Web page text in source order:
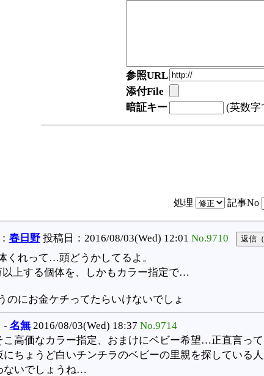
参照URL
添付File
暗証キー
(英数字
処理 記事No
春日野投稿日：2016/08/03(Wed) 12:01 No.9710
くれって…頭どうかしてるよ。
以上する個体を、しかもカラー指定で…
のにお金ケチってたらいけないでしょ
- 名無2016/08/03(Wed) 18:37 No.9714
こ高価なカラー指定、おまけにベビー希望…正直言っ
にちょうど白いチンチラのベビーの里親を探している
ないでしょうね…